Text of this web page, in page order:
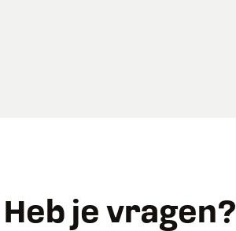
Heb je vragen?